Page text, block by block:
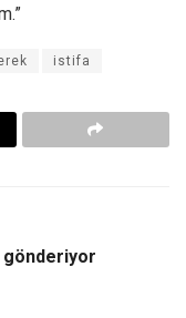
istifa
gönderiyor